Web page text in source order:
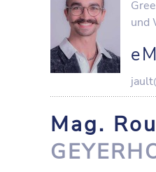
und
Mag.